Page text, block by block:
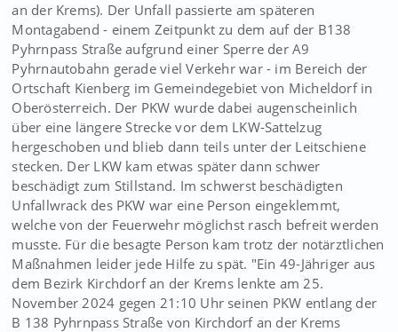
an der Krems). Der Unfall passierte am späteren
Montagabend - einem Zeitpunkt zu dem auf der B138
Pyhrnpass Straße aufgrund einer Sperre der A9
Pyhrnautobahn gerade viel Verkehr war - im Bereich der
Ortschaft Kienberg im Gemeindegebiet von Micheldorf in
Oberösterreich. Der PKW wurde dabei augenscheinlich
über eine längere Strecke vor dem LKW-Sattelzug
hergeschoben und blieb dann teils unter der Leitschiene
stecken. Der LKW kam etwas später dann schwer
beschädigt zum Stillstand. Im schwerst beschädigten
Unfallwrack des PKW war eine Person eingeklemmt,
welche von der Feuerwehr möglichst rasch befreit werden
musste. Für die besagte Person kam trotz der notärztlichen
Maßnahmen leider jede Hilfe zu spät. "Ein 49-Jähriger aus
dem Bezirk Kirchdorf an der Krems lenkte am 25.
November 2024 gegen 21:10 Uhr seinen PKW entlang der
B 138 Pyhrnpass Straße von Kirchdorf an der Krems